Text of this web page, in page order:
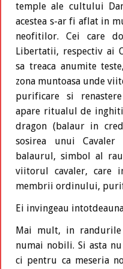
temple ale cultului
acestea s-ar fi aflat in
neofitilor. Cei care
Libertatii, respectiv ai
sa treaca anumite
zona muntoasa unde
purificare si
apare ritualul de
dragon (balaur in
sosirea unui
balaurul, simbol al
viitorul cavaler, care
membrii ordinului,
Ei invingeau
Mai mult, in randurile
numai nobili. Si asta
ci pentru ca meseria